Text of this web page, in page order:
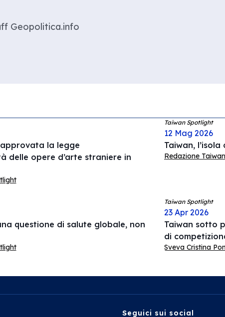
Geopolitica.info
la legge
delle opere d’arte straniere in
Taiwan Spotlight
12 Mag 2026
Taiwan,
Redazione
questione di salute globale, non
Taiwan Spotlight
23 Apr 2026
Taiwan sotto
di
Sveva Cristina
Seguici sui social